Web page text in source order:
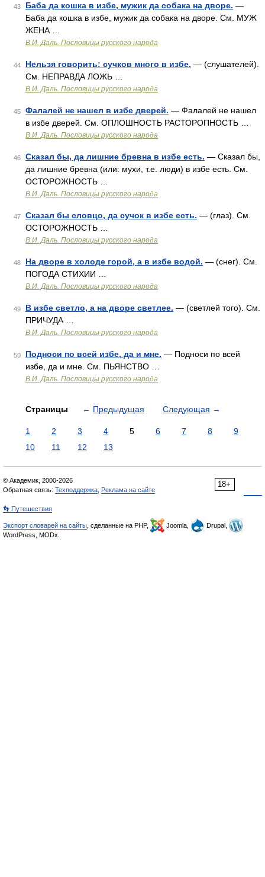
43 Баба да кошка в избе, мужик да собака на дворе. —
Баба да кошка в избе, мужик да собака на дворе. См. МУЖ
ЖЕНА …
В.И. Даль. Пословицы русского народа
44 Нельзя говорить: сучков много в избе. — (слушателей).
См. НЕПРАВДА ЛОЖЬ …
В.И. Даль. Пословицы русского народа
45 Фалалей не нашел в избе дверей. — Фалалей не нашел
в избе дверей. См. ОПЛОШНОСТЬ РАСТОРОПНОСТЬ …
В.И. Даль. Пословицы русского народа
46 Сказал бы, да лишние бревна в избе есть. — Сказал бы,
да лишние бревна (или: мухи, т.е. люди) в избе есть. См.
ОСТОРОЖНОСТЬ …
В.И. Даль. Пословицы русского народа
47 Сказал бы словцо, да сучок в избе есть. — (глаз). См.
ОСТОРОЖНОСТЬ …
В.И. Даль. Пословицы русского народа
48 На дворе в холоде горой, а в избе водой. — (снег). См.
ПОГОДА СТИХИИ …
В.И. Даль. Пословицы русского народа
49 В избе светло, а на дворе светлее. — (светлей того). См.
ПРИЧУДА …
В.И. Даль. Пословицы русского народа
50 Подноси по всей избе, да и мне. — Подноси по всей
избе, да и мне. См. ПЬЯНСТВО …
В.И. Даль. Пословицы русского народа
Страницы ← Предыдущая Следующая →
1 2 3 4 5 6 7 8
9
10
11 12 13
18+
© Академик, 2000-2026
Обратная связь: Техподдержка Реклама на сайте
👣 Путешествия
Экспорт словарей на сайты , сделанные на PHP, Joomla,
Drupal,
WordPress, MODx.